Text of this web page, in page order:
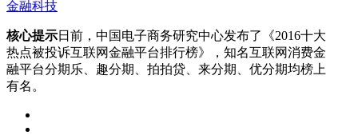
金融科技
核心提示日前，中国电子商务研究中心发布了《2016十大
热点被投诉互联网金融平台排行榜》，知名互联网消费金
融平台分期乐、趣分期、拍拍贷、来分期、优分期均榜上
有名。